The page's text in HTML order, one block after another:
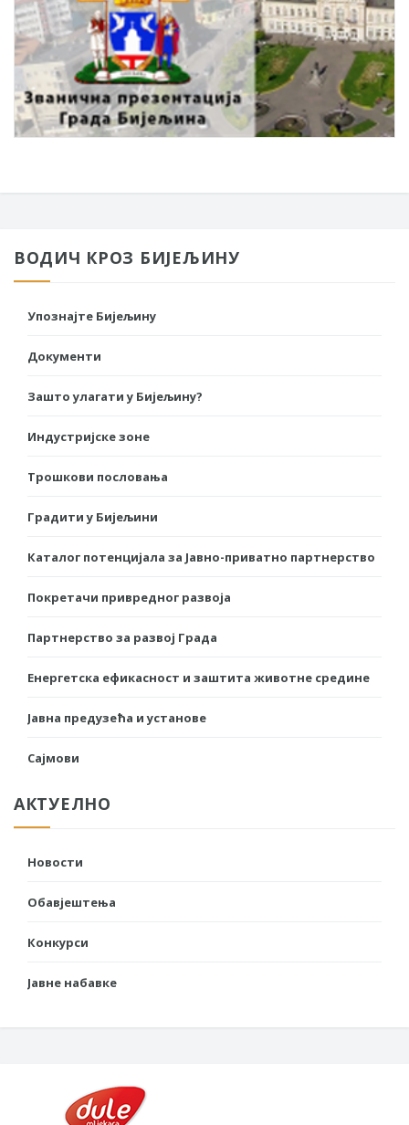
ВОДИЧ КРОЗ БИЈЕЉИНУ
Упознајте Бијељину
Документи
Зашто улагати у Бијељину?
Индустријске зоне
Трошкови пословања
Градити у Бијељини
Каталог потенцијала за Јавно-приватно партнерство
Покретачи привредног развоја
Партнерство за развој Града
Енергетска ефикасност и заштита животне средине
Јавна предузећа и установе
Сајмови
АКТУЕЛНО
Новости
Обавјештења
Конкурси
Јавне набавке